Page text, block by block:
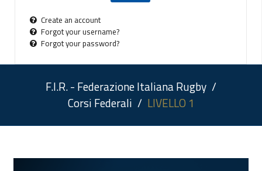
Create an account
Forgot your username?
Forgot your password?
F.I.R. - Federazione Italiana Rugby
Corsi Federali
LIVELLO 1